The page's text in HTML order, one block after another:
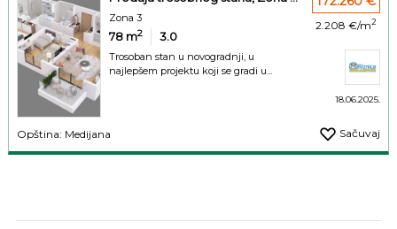
Zona 3
78 m2 3.0
Trosoban stan u novogradnji, u
najlepšem projektu koji se gradi u...
2.208 €/m2
18.06.2025.
Opština: Medijana Sačuvaj